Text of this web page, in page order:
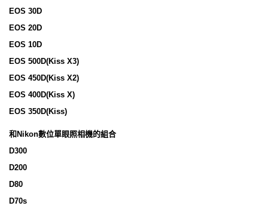
EOS 30D
EOS 20D
EOS 10D
EOS 500D(Kiss X3)
EOS 450D(Kiss X2)
EOS 400D(Kiss X)
EOS 350D(Kiss)
和Nikon數位單眼照相機的組合
D300
D200
D80
D70s